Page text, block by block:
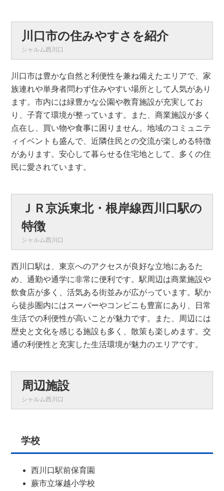
川口市の住みやすさを紹介
シャルム西川口
川口市は豊かな自然と利便性を兼ね備えたエリアで、家
族連れや単身者問わず住みやすい場所として人気があり
ます。市内には緑豊かな公園や教育施設が充実してお
り、子育て環境が整っています。また、商業施設が多く
点在し、買い物や食事に困りません。地域のコミュニテ
ィイベントも盛んで、近隣住民との交流が楽しめる特徴
があります。安心して暮らせる住宅地として、多くの住
民に愛されています。
ＪＲ京浜東北・根岸線西川口駅の
特徴
シャルム西川口
西川口駅は、東京へのアクセスが良好な立地にあるた
め、通勤や通学に非常に便利です。駅周辺は商業施設や
飲食店が多く、活気ある街並みが広がっています。駅か
ら徒歩圏内にはスーパーやコンビニも豊富にあり、日常
生活での利便性が高いことが魅力です。また、周辺には
歴史と文化を感じる施設も多く、散策も楽しめます。交
通の利便性と充実した生活環境が魅力のエリアです。
周辺施設
シャルム西川口
学校
西川口駅前保育園
蕨市立塚越小学校